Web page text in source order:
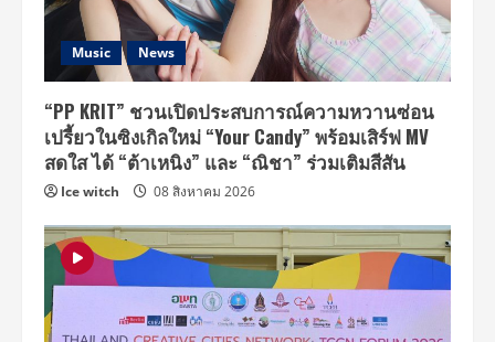
Music News
“PP KRIT” ชวนเปิดประสบการณ์ความหวานซ่อน
เปรี้ยวในซิงเกิลใหม่ “Your Candy” พร้อมเสิร์ฟ MV
สดใส ได้ “ต้าเหนิง” และ “ณิชา” ร่วมเติมสีสัน
Ice witch 08 สิงหาคม 2026